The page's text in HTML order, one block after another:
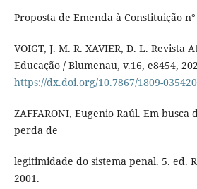
Proposta de Emenda à Constituição
VOIGT, J. M. R. XAVIER, D. L. Revista
Educação / Blumenau, v.16, e8454,
https://dx.doi.org/10.7867/1809-
ZAFFARONI, Eugenio Raúl. Em busca
perda de
legitimidade do sistema penal. 5. ed.
2001.